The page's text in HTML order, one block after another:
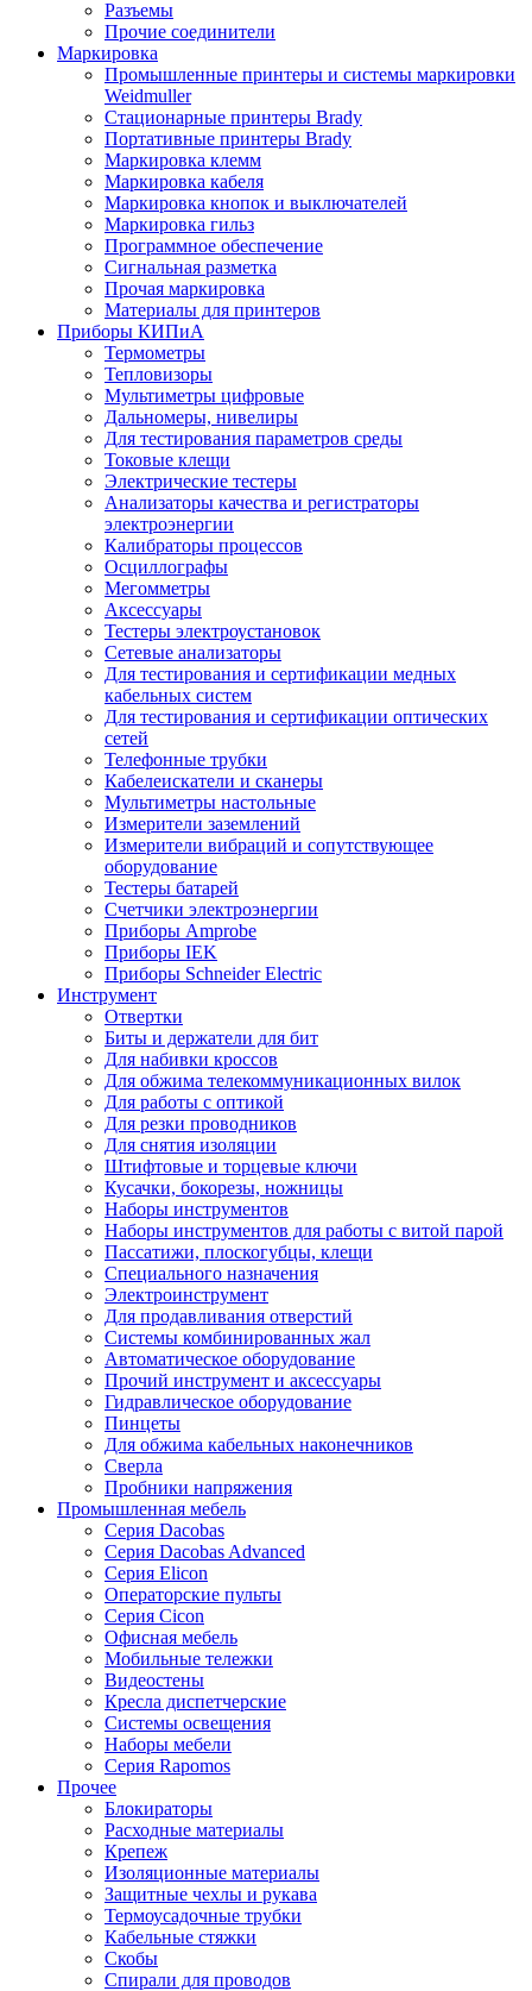
Разъемы
Прочие соединители
Маркировка
Промышленные принтеры и системы маркировки
Weidmuller
Стационарные принтеры Brady
Портативные принтеры Brady
Маркировка клемм
Маркировка кабеля
Маркировка кнопок и выключателей
Маркировка гильз
Программное обеспечение
Сигнальная разметка
Прочая маркировка
Материалы для принтеров
Приборы КИПиА
Термометры
Тепловизоры
Мультиметры цифровые
Дальномеры, нивелиры
Для тестирования параметров среды
Токовые клещи
Электрические тестеры
Анализаторы качества и регистраторы
электроэнергии
Калибраторы процессов
Осциллографы
Мегомметры
Аксессуары
Тестеры электроустановок
Сетевые анализаторы
Для тестирования и сертификации медных
кабельных систем
Для тестирования и сертификации оптических
сетей
Телефонные трубки
Кабелеискатели и сканеры
Мультиметры настольные
Измерители заземлений
Измерители вибраций и сопутствующее
оборудование
Тестеры батарей
Счетчики электроэнергии
Приборы Amprobe
Приборы IEK
Приборы Schneider Electric
Инструмент
Отвертки
Биты и держатели для бит
Для набивки кроссов
Для обжима телекоммуникационных вилок
Для работы с оптикой
Для резки проводников
Для снятия изоляции
Штифтовые и торцевые ключи
Кусачки, бокорезы, ножницы
Наборы инструментов
Наборы инструментов для работы с витой парой
Пассатижи, плоскогубцы, клещи
Специального назначения
Электроинструмент
Для продавливания отверстий
Системы комбинированных жал
Автоматическое оборудование
Прочий инструмент и аксессуары
Гидравлическое оборудование
Пинцеты
Для обжима кабельных наконечников
Сверла
Пробники напряжения
Промышленная мебель
Серия Dacobas
Серия Dacobas Advanced
Серия Elicon
Операторские пульты
Серия Cicon
Офисная мебель
Мобильные тележки
Видеостены
Кресла диспетчерские
Системы освещения
Наборы мебели
Серия Rapomos
Прочее
Блокираторы
Расходные материалы
Крепеж
Изоляционные материалы
Защитные чехлы и рукава
Термоусадочные трубки
Кабельные стяжки
Скобы
Спирали для проводов